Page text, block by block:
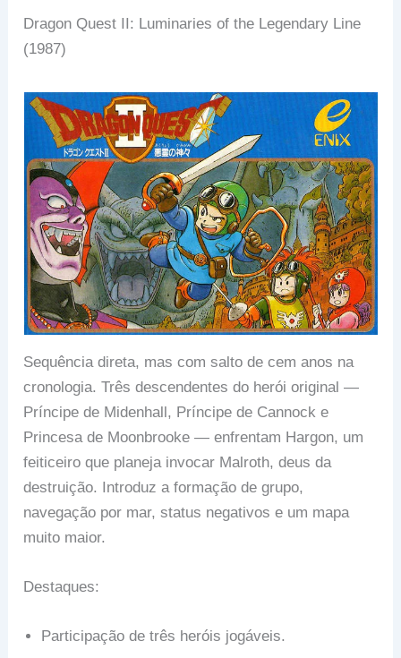
Dragon Quest II: Luminaries of the Legendary Line
(1987)
Sequência direta, mas com salto de cem anos na
cronologia. Três descendentes do herói original —
Príncipe de Midenhall, Príncipe de Cannock e
Princesa de Moonbrooke — enfrentam Hargon, um
feiticeiro que planeja invocar Malroth, deus da
destruição. Introduz a formação de grupo,
navegação por mar, status negativos e um mapa
muito maior.
Destaques:
Participação de três heróis jogáveis.